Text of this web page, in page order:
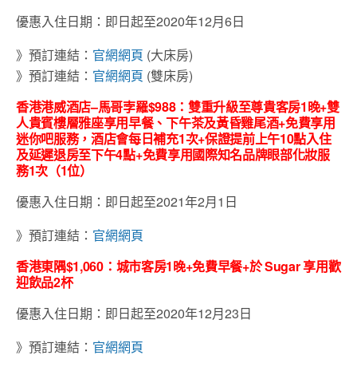
優惠入住日期：即日起至2020年12月6日
》預訂連結： 官網網頁 (大床房)
》預訂連結： 官網網頁 (雙床房)
香港港威酒店–馬哥孛羅$988：雙重升級至尊貴客房1晚+雙
人貴賓樓層雅座享用早餐、下午茶及黃昏雞尾酒+免費享用
迷你吧服務，酒店會每日補充1次+保證提前上午10點入住
及延遲退房至下午4點+免費享用國際知名品牌眼部化妝服
務1次（1位）
優惠入住日期：即日起至2021年2月1日
》預訂連結： 官網網頁
香港東隅$1,060：城市客房1晚+免費早餐+於Sugar享用歡
迎飲品2杯
優惠入住日期：即日起至2020年12月23日
》預訂連結： 官網網頁